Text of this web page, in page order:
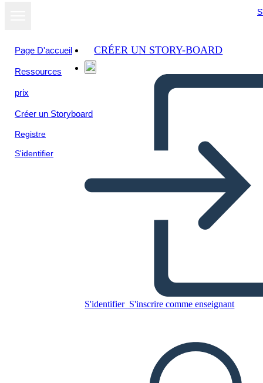
Page D'accueil
Ressources
prix
Créer un Storyboard
Registre
S'identifier
CRÉER UN STORY-BOARD
S'identifier S'inscrire comme enseignant
Copiez ce storyboard
LIRE LE DIAPORAMA
LIS-MOI